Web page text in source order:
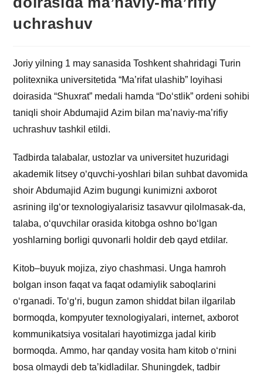
uchrashuv
Joriy yilning 1 may sanasida Toshkent shahridagi Turin
politexnika universitetida “Maʼrifat ulashib” loyihasi
doirasida “Shuxrat” medali hamda “Do‘stlik” ordeni sohibi
taniqli shoir Аbdumajid Аzim bilan maʼnaviy-maʼrifiy
uchrashuv tashkil etildi.
Tadbirda talabalar, ustozlar va universitet huzuridagi
akademik litsey o‘quvchi-yoshlari bilan suhbat davomida
shoir Аbdumajid Аzim bugungi kunimizni axborot
asrining ilg‘or texnologiyalarisiz tasavvur qilolmasak-da,
talaba, o‘quvchilar orasida kitobga oshno bo‘lgan
yoshlarning borligi quvonarli holdir deb qayd etdilar.
Kitob–buyuk mojiza, ziyo chashmasi. Unga hamroh
bolgan inson faqat va faqat odamiylik saboqlarini
o‘rganadi. To‘g‘ri, bugun zamon shiddat bilan ilgarilab
bormoqda, kompyuter texnologiyalari, internet, axborot
kommunikatsiya vositalari hayotimizga jadal kirib
bormoqda. Аmmo, har qanday vosita ham kitob o‘rnini
bosa olmaydi deb taʼkidladilar. Shuningdek, tadbir